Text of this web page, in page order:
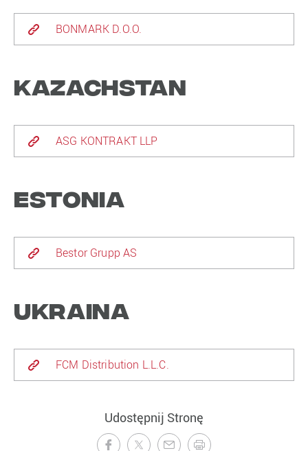
BONMARK D.O.O.
Kazachstan
ASG KONTRAKT LLP
Estonia
Bestor Grupp AS
Ukraina
FCM Distribution L.L.C.
Udostępnij Stronę